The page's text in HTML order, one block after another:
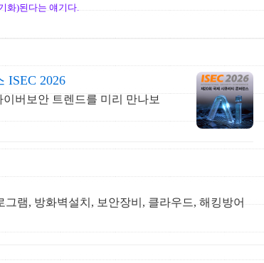
화)된다는 얘기다
ISEC 2026
버보안 트렌드를 미리 만나보
램, 방화벽설치, 보안장비, 클라우드, 해킹방어